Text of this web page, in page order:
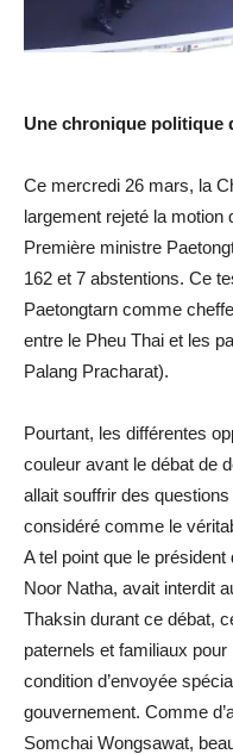
Une chronique politique
Ce mercredi 26 mars, la
largement rejeté la motion
Première ministre
162 et 7 abstentions. Ce
Paetongtarn comme
entre le Pheu Thai et les
Palang Pracharat).
Pourtant, les différentes
couleur avant le débat de
allait souffrir des
considéré comme le
A tel point que le
Noor Natha, avait interdit
Thaksin durant ce débat,
paternels et familiaux
condition d’envoyée
gouvernement. Comme
Somchai Wongsawat,